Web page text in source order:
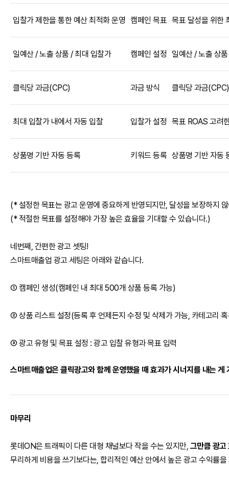
입찰가 제한을 통한 예산 최적화 운영 캠페인 목표 목표 달성을 위한
일예산 / 노출 상품 / 최대 입찰가 캠페인 설정 일예산 / 노출 상
클릭당 과금(CPC) 과금 방식 클릭당 과금(CPC)
최대 입찰가 내에서 자동 입찰 입찰가 설정 목표 ROAS 고려
상품명 기반 자동 등록 키워드 등록 상품명 기반 자동
(* 설정한 목표는 광고 운영에 중요하게 반영되지만, 달성을 보장하지
(* 적절한 목표를 설정해야 가장 높은 효율을 기대할 수 있습니다.)
네번째, 간편한 광고 셋팅!
스마트매출업 광고 세팅은 아래와 같습니다.
① 캠페인 생성(캠페인 내 최대 500개 상품 등록 가능)
② 상품 리스트 설정(등록 후 언제든지 수정 및 삭제가 가능, 카테고리
③ 광고 유형 및 목표 설정 : 광고 입찰 유형과 목표 입력
스마트매출업은 클릭광고와 함께 운영했을 때 효과가 시너지를 내는 게
마무리
롯데ON은 트래픽이 다른 대형 채널보다 작을 수는 있지만, 그만큼 광고
무리하게 비용을 쓰기보다는, 합리적인 예산 안에서 높은 광고 수익률을